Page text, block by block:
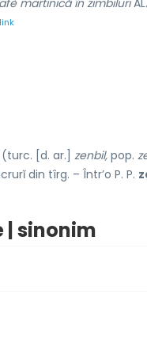
[d. ar.] zenbil, pop.
din tîrg. – Într’o P. P.
| sinonim